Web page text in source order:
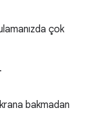
çok
bakmadan